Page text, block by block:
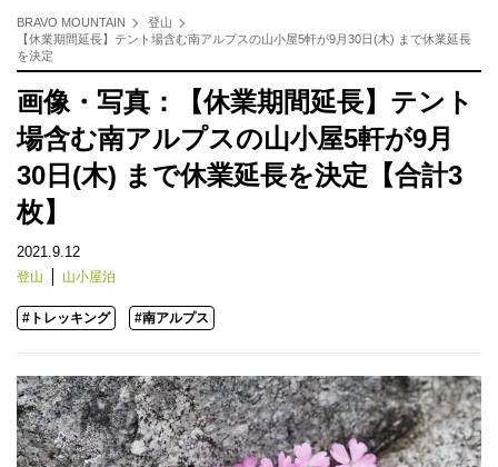
BRAVO MOUNTAIN
登山
【休業期間延長】テント場含む南アルプスの山小屋5軒が9月30日(木) まで休業延長
を決定
画像・写真：【休業期間延長】テント
場含む南アルプスの山小屋5軒が9月
30日(木) まで休業延長を決定【合計3
枚】
2021.9.12
登山 山小屋泊
#トレッキング #南アルプス